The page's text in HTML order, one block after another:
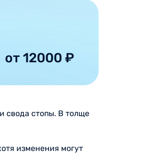
от 12000 ₽
свода стопы. В толще
изменения могут